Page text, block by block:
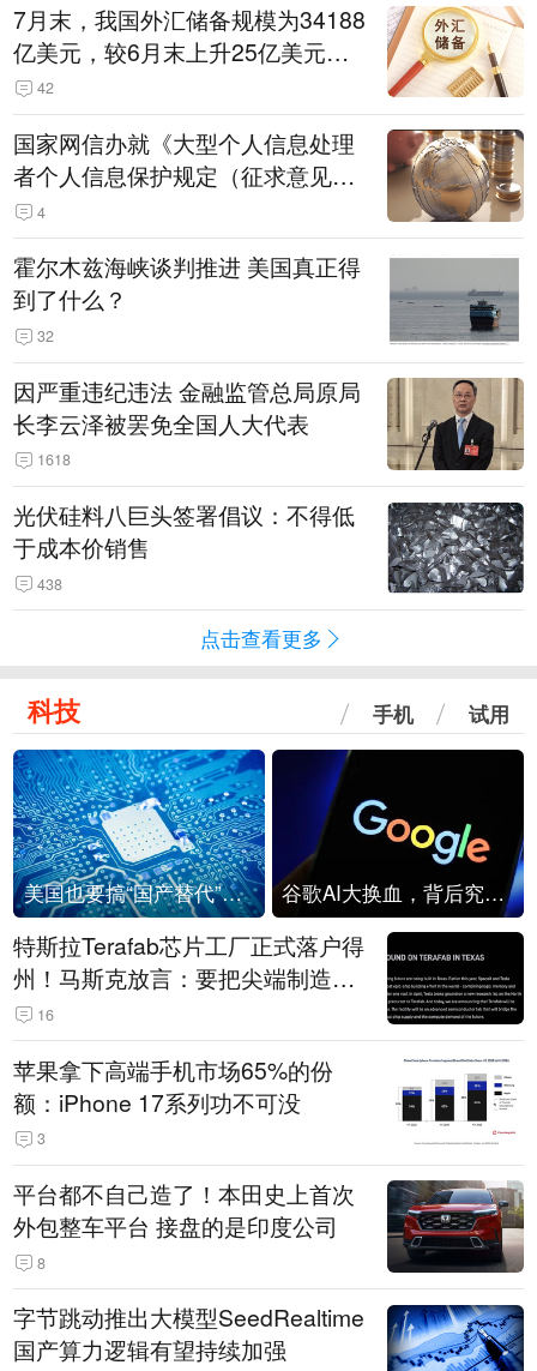
7月末，我国外汇储备规模为34188
亿美元，较6月末上升25亿美元，
升幅为0.07%
42
国家网信办就《大型个人信息处理
者个人信息保护规定（征求意见
稿）》公开征求意见
4
霍尔木兹海峡谈判推进 美国真正得
到了什么？
32
因严重违纪违法 金融监管总局原局
长李云泽被罢免全国人大代表
1618
光伏硅料八巨头签署倡议：不得低
于成本价销售
438
点击查看更多
科技 手机 试用
美国也要搞“国产替代”？先算清三笔账 谷歌AI大换血，背后究竟发生了什么？
特斯拉Terafab芯片工厂正式落户得
州！马斯克放言：要把尖端制造带
回美国
16
苹果拿下高端手机市场65%的份
额：iPhone 17系列功不可没
3
平台都不自己造了！本田史上首次
外包整车平台 接盘的是印度公司
8
字节跳动推出大模型SeedRealtime
国产算力逻辑有望持续加强